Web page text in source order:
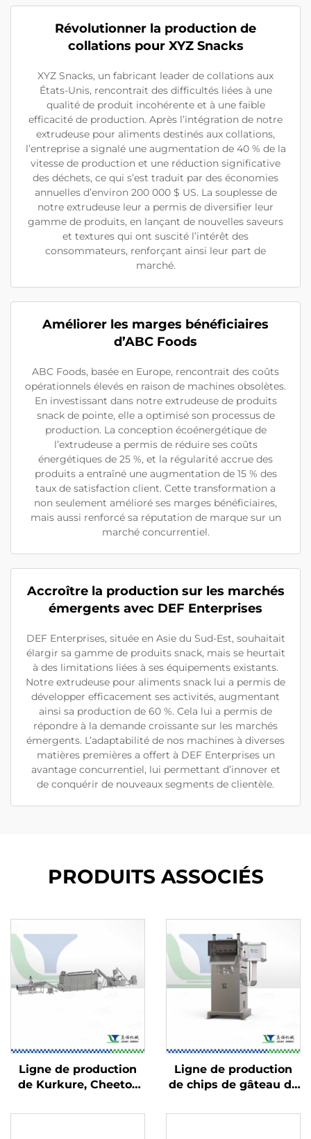
Révolutionner la production de
collations pour XYZ Snacks
XYZ Snacks, un fabricant leader de collations aux
États-Unis, rencontrait des difficultés liées à une
qualité de produit incohérente et à une faible
efficacité de production. Après l’intégration de notre
extrudeuse pour aliments destinés aux collations,
l’entreprise a signalé une augmentation de 40 % de la
vitesse de production et une réduction significative
des déchets, ce qui s’est traduit par des économies
annuelles d’environ 200 000 $ US. La souplesse de
notre extrudeuse leur a permis de diversifier leur
gamme de produits, en lançant de nouvelles saveurs
et textures qui ont suscité l’intérêt des
consommateurs, renforçant ainsi leur part de
marché.
Améliorer les marges bénéficiaires
d’ABC Foods
ABC Foods, basée en Europe, rencontrait des coûts
opérationnels élevés en raison de machines obsolètes.
En investissant dans notre extrudeuse de produits
snack de pointe, elle a optimisé son processus de
production. La conception écoénergétique de
l’extrudeuse a permis de réduire ses coûts
énergétiques de 25 %, et la régularité accrue des
produits a entraîné une augmentation de 15 % des
taux de satisfaction client. Cette transformation a
non seulement amélioré ses marges bénéficiaires,
mais aussi renforcé sa réputation de marque sur un
marché concurrentiel.
Accroître la production sur les marchés
émergents avec DEF Enterprises
DEF Enterprises, située en Asie du Sud-Est, souhaitait
élargir sa gamme de produits snack, mais se heurtait
à des limitations liées à ses équipements existants.
Notre extrudeuse pour aliments snack lui a permis de
développer efficacement ses activités, augmentant
ainsi sa production de 60 %. Cela lui a permis de
répondre à la demande croissante sur les marchés
émergents. L’adaptabilité de nos machines à diverses
matières premières a offert à DEF Enterprises un
avantage concurrentiel, lui permettant d’innover et
de conquérir de nouveaux segments de clientèle.
PRODUITS ASSOCIÉS
Ligne de production
de Kurkure, Cheetos
Ligne de production
de chips de gâteau de